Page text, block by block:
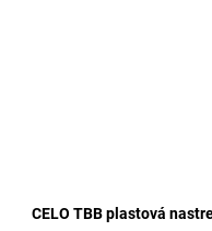
CELO TBB plastová